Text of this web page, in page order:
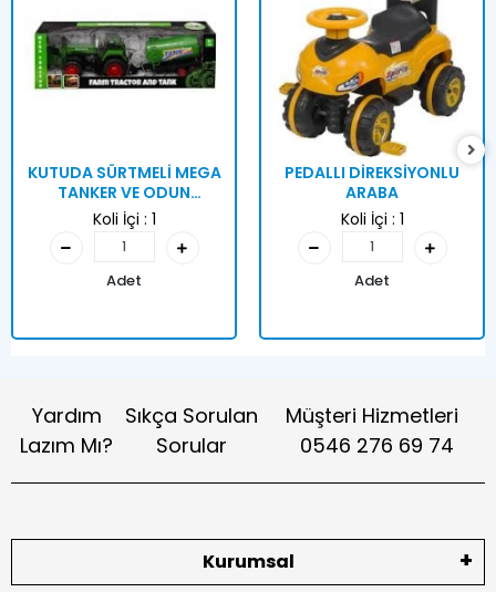
KUTUDA SÜRTMELİ MEGA
TANKER VE ODUN
TAŞIYICI TRAKT
Koli İçi : 1
Adet
PEDALLI DİREKSİYONLU
ARABA
Koli İçi : 1
Adet
Yardım
Lazım Mı?
Sıkça Sorulan
Sorular
Müşteri Hizmetleri
0546 276 69 74
Kurumsal